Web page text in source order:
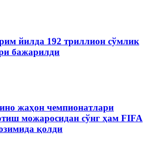
йилда 192 триллион сўмлик
бажарилди
жаҳон чемпионатлари
можаросидан сўнг ҳам FIFA
қолди